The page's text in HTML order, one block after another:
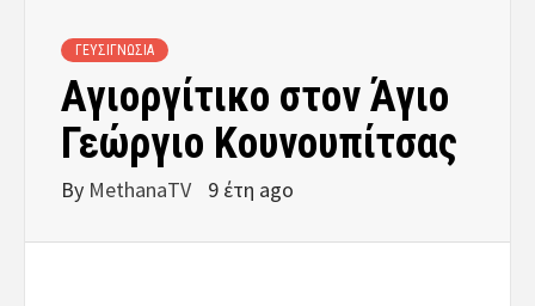
ΓΕΥΣΙΓΝΩΣΙΑ
Αγιοργίτικο στον Άγιο
Γεώργιο Κουνουπίτσας
By MethanaTV 9 έτη ago